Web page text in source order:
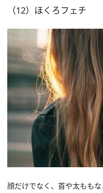
（12）ほくろフェチ
顔だけでなく、首や太もも